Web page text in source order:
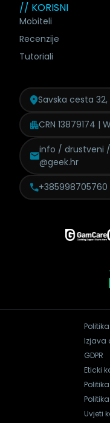
// KORISNI
Mobiteli
Recenzije
Tutoriali
Savska cesta
CRN 13879174 |
info / drustveni
@geek.hr
+385998705760
Izjava
GDPR
Eticki
Uvjeti